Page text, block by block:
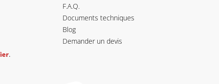
F.A.Q.
Documents techniques
Blog
Demander un devis
.